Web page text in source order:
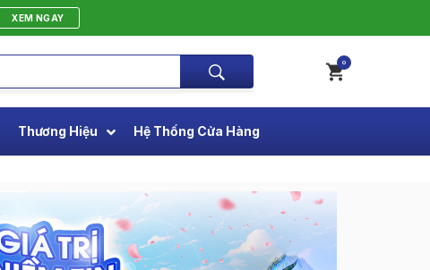
XEM NGAY
0
Thương Hiệu Hệ Thống Cửa Hàng